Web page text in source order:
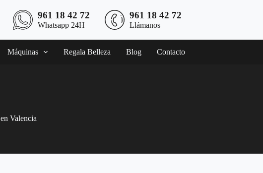
961 18 42 72
Whatsapp 24H
961 18 42 72
Llámanos
Máquinas Regala Belleza Blog Contacto
Valencia